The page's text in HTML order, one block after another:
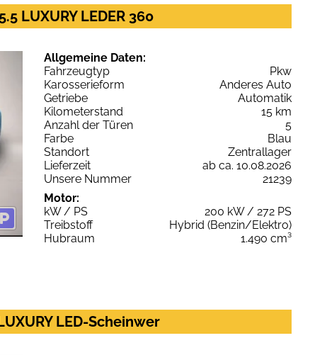
LUXURY LEDER 360
Allgemeine Daten:
Fahrzeugtyp
Pkw
Karosserieform
Anderes Auto
Getriebe
Automatik
Kilometerstand
15 km
Anzahl der Türen
5
Farbe
Blau
Standort
Zentrallager
Lieferzeit
ab ca. 10.08.2026
Unsere Nummer
21239
Motor:
kW / PS
200 kW / 272 PS
Treibstoff
Hybrid (Benzin/Elektro)
Hubraum
1.490 cm³
LED-Scheinwer